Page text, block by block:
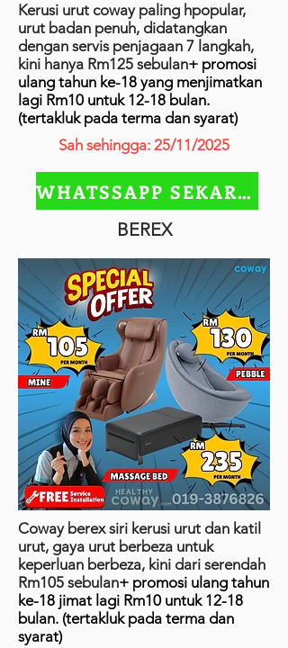
Kerusi urut coway paling hpopular,
urut badan penuh, didatangkan
dengan servis penjagaan 7 langkah,
kini hanya Rm125 sebulan+ promosi
ulang tahun ke-18 yang menjimatkan
lagi Rm10 untuk 12-18 bulan.
(tertakluk pada terma dan syarat)
Sah sehingga: 25/11/2025
WHATSSAPP SEKARANG
BEREX
Coway berex siri kerusi urut dan katil
urut, gaya urut berbeza untuk
keperluan berbeza, kini dari serendah
Rm105 sebulan+ promosi ulang tahun
ke-18 jimat lagi Rm10 untuk 12-18
bulan. (tertakluk pada terma dan
syarat)